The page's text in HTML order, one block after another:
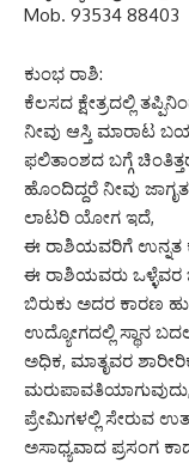
Mob. 93534 88403
ಕುಂಭ ರಾಶಿ:
ಕೆಲಸದ ಕ್ಷೇತ್ರದಲ್ಲಿ
ನೀವು ಆಸ್ತಿ ಮಾರಾಟ
ಫಲಿತಾಂಶದ ಬಗ್ಗೆ
ಹೊಂದಿದ್ದರೆ ನೀವು
ಲಾಟರಿ ಯೋಗ ಇದೆ,
ಈ ರಾಶಿಯವರಿಗೆ ಉನ್ನತ
ಈ ರಾಶಿಯವರು
ಬಿರುಕು ಅದರ ಕಾರಣ
ಉದ್ಯೋಗದಲ್ಲಿ ಸ್ಥಾನ
ಅಧಿಕ, ಮಾತೃವರ
ಪ್ರೇಮಿಗಳಲ್ಲಿ ಸೇರುವ
ಅಸಾಧ್ಯವಾದ ಪ್ರಸಂಗ